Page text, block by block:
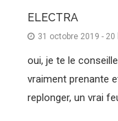
ELECTRA
31 octobre 2019 - 20
oui, je te le
vraiment prenante
replonger, un vrai